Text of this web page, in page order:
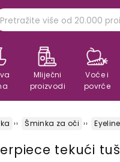
Mliječni
proizvodi
Voće i
povrće
Šminka za oči
tekući